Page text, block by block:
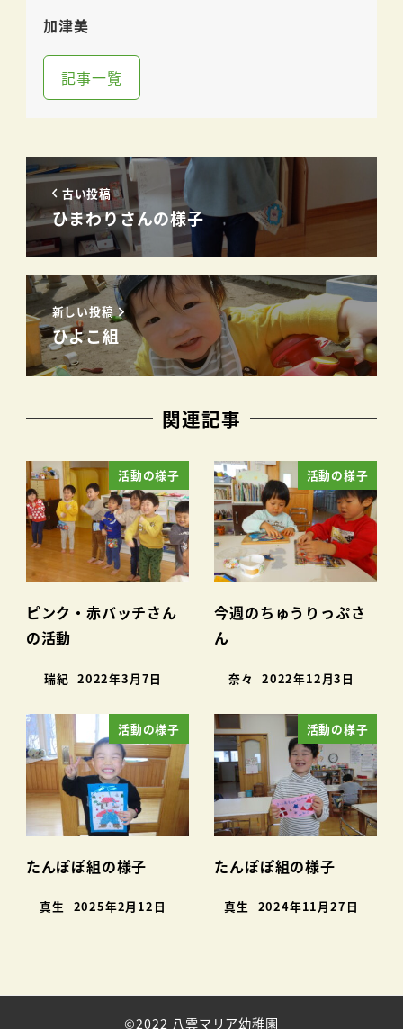
加津美
記事一覧
古い投稿
ひまわりさんの様子
新しい投稿
ひよこ組
関連記事
活動の様子
ピンク・赤バッチさん
の活動
瑞紀 2022年3月7日
活動の様子
今週のちゅうりっぷさ
ん
奈々 2022年12月3日
活動の様子
たんぽぽ組の様子
真生 2025年2月12日
活動の様子
たんぽぽ組の様子
真生 2024年11月27日
©2022 八雲マリア幼稚園